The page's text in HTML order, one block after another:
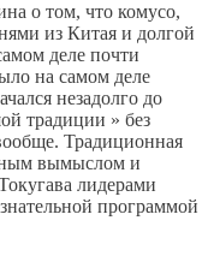
о том, что комусо,
из Китая и долгой
деле почти
на самом деле
незадолго до
традиции » без
Традиционная
вымыслом и
лидерами
программой